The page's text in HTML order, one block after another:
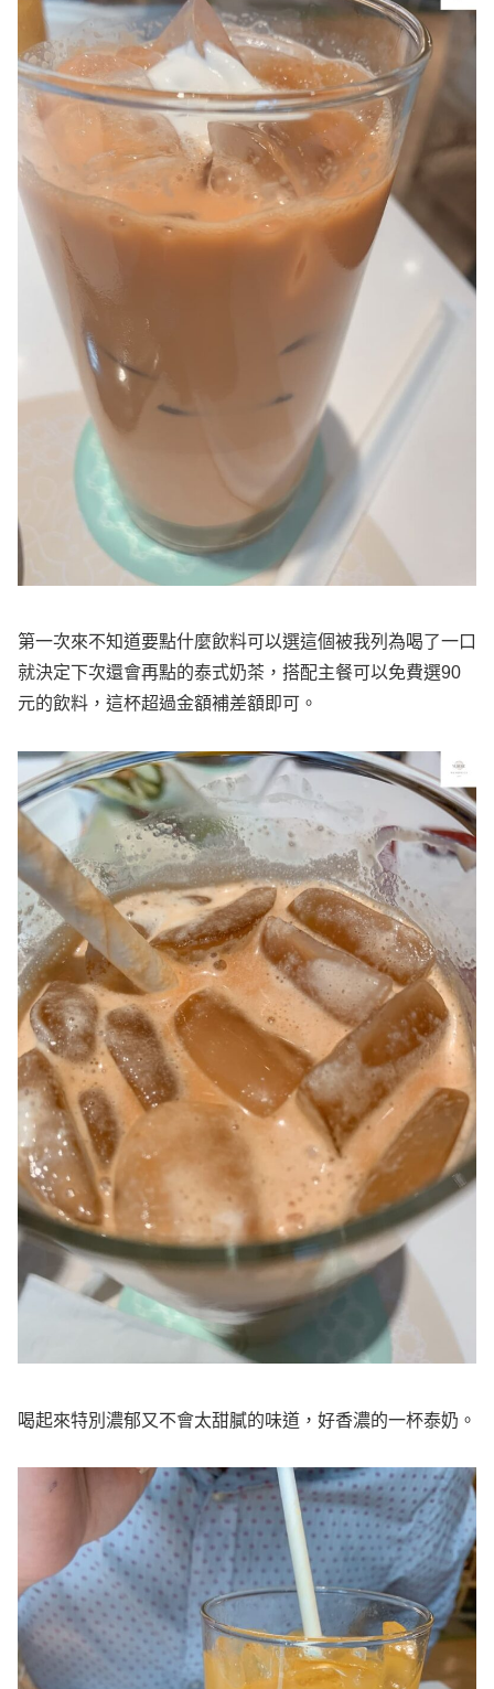
第一次來不知道要點什麼飲料可以選這個被我列為喝了一口
就決定下次還會再點的泰式奶茶，搭配主餐可以免費選90
元的飲料，這杯超過金額補差額即可。
喝起來特別濃郁又不會太甜膩的味道，好香濃的一杯泰奶。